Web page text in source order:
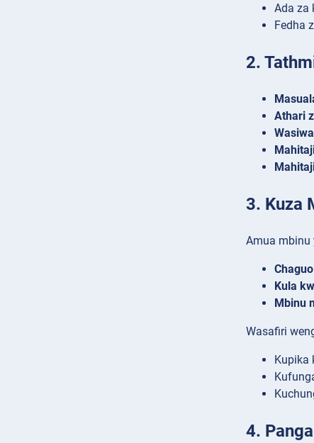
Ada za
Fedha
2.
Athari
3. Kuza
Amua mbinu
Kula
Mbinu
Wasafiri
Kupika
4.